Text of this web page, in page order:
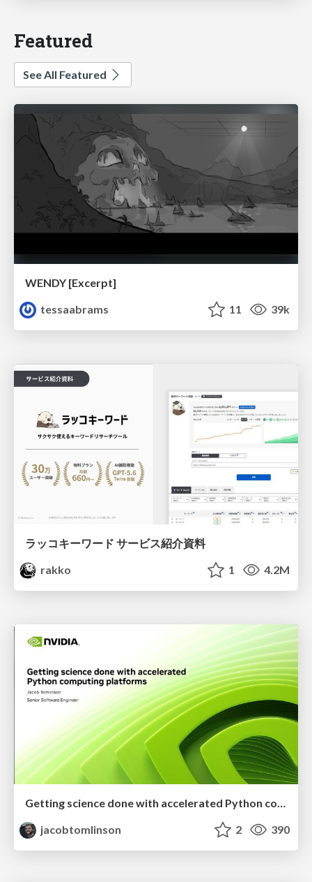
Featured
See All Featured
WENDY [Excerpt]
tessaabrams
11 39k
ラッコキーワード サービス紹介資料
rakko
1 4.2M
Getting science done with accelerated Python computing platforms
jacobtomlinson
2 390